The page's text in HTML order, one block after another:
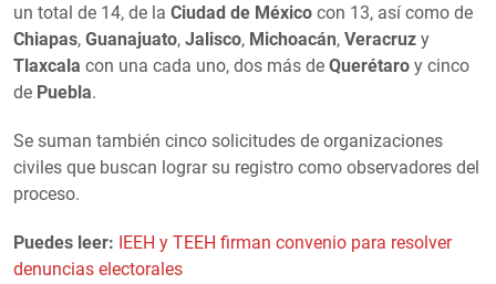
un total de 14, de la Ciudad de México con 13, así como de
Chiapas, Guanajuato, Jalisco, Michoacán, Veracruz y
Tlaxcala con una cada uno, dos más de Querétaro y cinco
de Puebla.
Se suman también cinco solicitudes de organizaciones
civiles que buscan lograr su registro como observadores del
proceso.
Puedes leer: IEEH y TEEH firman convenio para resolver
denuncias electorales